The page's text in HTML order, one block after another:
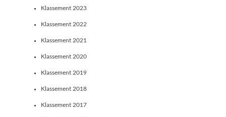
Klassement 2023
Klassement 2022
Klassement 2021
Klassement 2020
Klassement 2019
Klassement 2018
Klassement 2017